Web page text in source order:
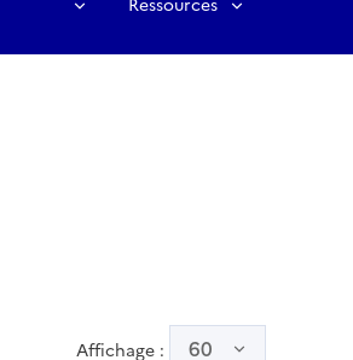
Affichage : 60